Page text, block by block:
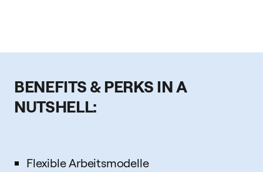
BENEFITS & PERKS IN A
NUTSHELL:
Flexible Arbeitsmodelle